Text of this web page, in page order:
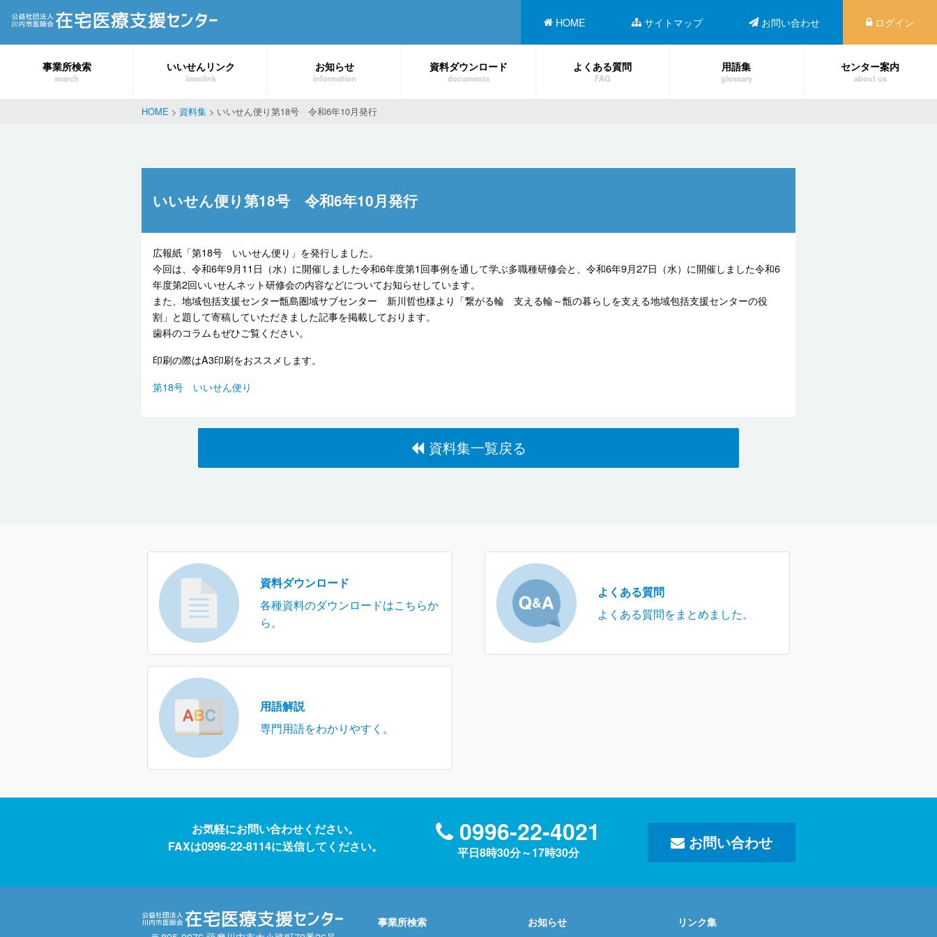
HOME サイトマップ お問い合わせ ログイン
事業所検索
search
いいせんリンク
iisenlink
お知らせ
information
資料ダウンロード
documents
よくある質問
FAQ
用語集
glossary
センター案内
about us
HOME > 資料集 > いいせん便り第18号 令和6年10月発行
いいせん便り第18号 令和6年10月発行
広報紙「第18号 いいせん便り」を発行しました。
今回は、令和6年9月11日（水）に開催しました令和6年度第1回事例を通して学ぶ多職種研修会と、令和6年9月27日（水）に開催しました令和6
年度第2回いいせんネット研修会の内容などについてお知らせしています。
また、地域包括支援センター甑島圏域サブセンター 新川哲也様より「繋がる輪 支える輪～甑の暮らしを支える地域包括支援センターの役
割」と題して寄稿していただきました記事を掲載しております。
歯科のコラムもぜひご覧ください。
印刷の際はA3印刷をおススメします。
第18号 いいせん便り
資料集一覧戻る
資料ダウンロード
各種資料のダウンロードはこちらか
ら。
よくある質問
よくある質問をまとめました。
用語解説
専門用語をわかりやすく。
お気軽にお問い合わせください。
FAXは0996-22-8114に送信してください。
0996-22-4021
平日8時30分～17時30分
お問い合わせ
事業所検索 お知らせ リンク集